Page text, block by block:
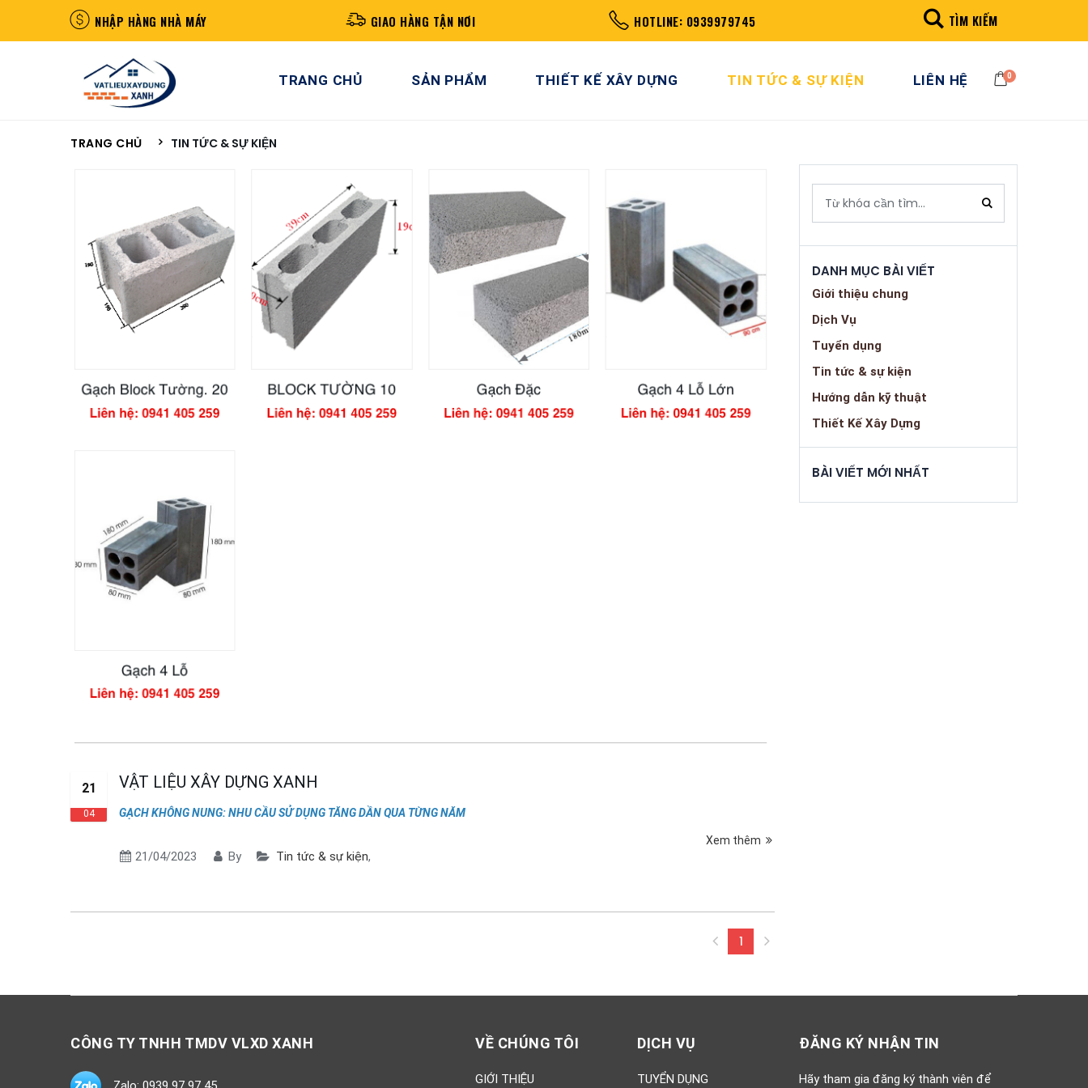
NHẬP HÀNG NHÀ MÁY GIAO HÀNG TẬN NƠI HOTLINE: 0939979745 TÌM KIẾM
TRANG CHỦ SẢN PHẨM THIẾT KẾ XÂY DỰNG TIN TỨC & SỰ KIỆN LIÊN HỆ 0
TRANG CHỦ TIN TỨC & SỰ KIỆN
21
04
VẬT LIỆU XÂY DỰNG XANH
GẠCH KHÔNG NUNG: NHU CẦU SỬ DỤNG TĂNG DẦN QUA TỪNG NĂM
Xem thêm
21/04/2023 By Tin tức & sự kiện,
1(current)
DANH MỤC BÀI VIẾT
Giới thiệu chung
Dịch Vụ
Tuyển dụng
Tin tức & sự kiện
Hướng dẫn kỹ thuật
Thiết Kế Xây Dựng
BÀI VIẾT MỚI NHẤT
CÔNG TY TNHH TMDV VLXD XANH VỀ CHÚNG TÔI
GIỚI THIỆU
DỊCH VỤ
TUYỂN DỤNG
ĐĂNG KÝ NHẬN TIN
Hãy tham gia đăng ký thành viên để